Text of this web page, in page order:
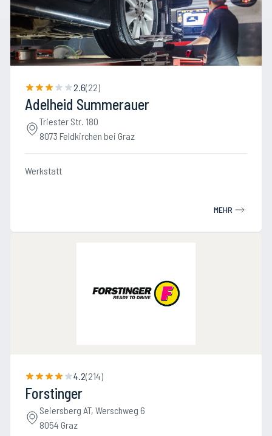
2.6(22)
Adelheid Summerauer
Triester Str. 180
8073 Feldkirchen bei Graz
Werkstatt
MEHR
4.2(214)
Forstinger
Seiersberg AT, Werschweg 6
8054 Graz